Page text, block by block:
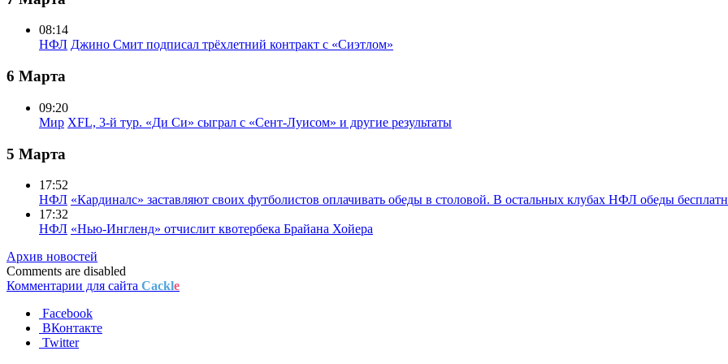
08:14
НФЛ Джино Смит подписал трёхлетний контракт с «Сиэтлом»
6 Марта
09:20
Мир XFL, 3-й тур. «Ди Си» сыграл с «Сент-Луисом» и другие результаты
5 Марта
17:52
НФЛ «Кардиналс» заставляют своих футболистов оплачивать обеды в столовой. В остальных клубах НФЛ обеды
17:32
НФЛ «Нью-Ингленд» отчислит квотербека Брайана Хойера
Архив новостей
Comments are disabled
Комментарии для сайта Cackle
Facebook
ВКонтакте
Twitter